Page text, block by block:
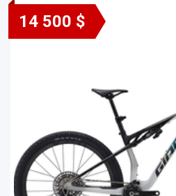
14 500 $